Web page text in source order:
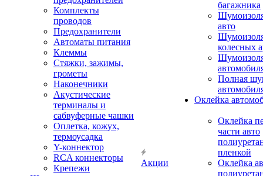
Комплекты
проводов
Предохранители
Автоматы питания
Клеммы
Стяжки, зажимы,
грометы
Наконечники
Акустические
терминалы и
сабвуферные чашки
Оплетка, кожух,
термоусадка
Y-коннектор
RCA коннекторы
Крепежи
Акции
багажника
авто
колесных
Полная
Оклейка
Оклейка
части авто
пленкой
Оклейка